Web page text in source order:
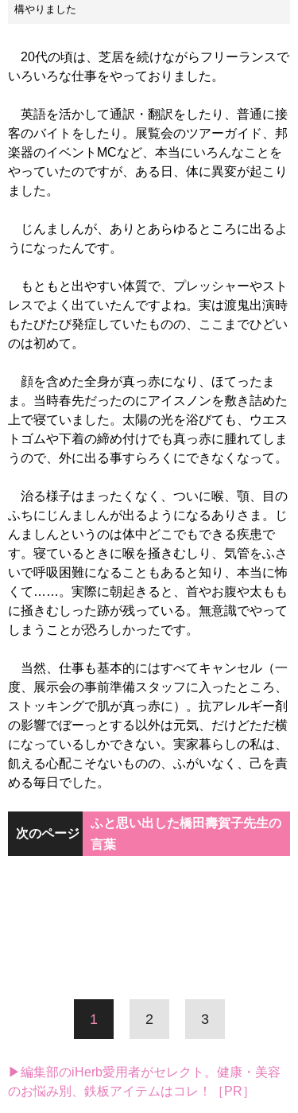
構やりました
20代の頃は、芝居を続けながらフリーランスで
いろいろな仕事をやっておりました。
英語を活かして通訳・翻訳をしたり、普通に接
客のバイトをしたり。展覧会のツアーガイド、邦
楽器のイベントMCなど、本当にいろんなことを
やっていたのですが、ある日、体に異変が起こり
ました。
じんましんが、ありとあらゆるところに出るよ
うになったんです。
もともと出やすい体質で、プレッシャーやスト
レスでよく出ていたんですよね。実は渡鬼出演時
もたびたび発症していたものの、ここまでひどい
のは初めて。
顔を含めた全身が真っ赤になり、ほてったま
ま。当時春先だったのにアイスノンを敷き詰めた
上で寝ていました。太陽の光を浴びても、ウエス
トゴムや下着の締め付けでも真っ赤に腫れてしま
うので、外に出る事すらろくにできなくなって。
治る様子はまったくなく、ついに喉、顎、目の
ふちにじんましんが出るようになるありさま。じ
んましんというのは体中どこでもできる疾患で
す。寝ているときに喉を掻きむしり、気管をふさ
いで呼吸困難になることもあると知り、本当に怖
くて……。実際に朝起きると、首やお腹や太もも
に掻きむしった跡が残っている。無意識でやって
しまうことが恐ろしかったです。
当然、仕事も基本的にはすべてキャンセル（一
度、展示会の事前準備スタッフに入ったところ、
ストッキングで肌が真っ赤に）。抗アレルギー剤
の影響でぼーっとする以外は元気、だけどただ横
になっているしかできない。実家暮らしの私は、
飢える心配こそないものの、ふがいなく、己を責
める毎日でした。
次のページ
ふと思い出した橋田壽賀子先生の
言葉
1 2 3
▶編集部のiHerb愛用者がセレクト。健康・美容
のお悩み別、鉄板アイテムはコレ！［PR］